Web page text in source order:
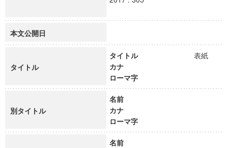
本文公開日
タイトル
タイトル
表紙
カナ
ローマ字
別タイトル
名前
カナ
ローマ字
名前